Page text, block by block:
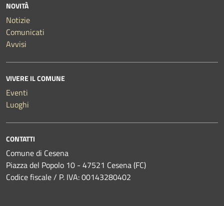
NOVITÀ
Notizie
Comunicati
Avvisi
VIVERE IL COMUNE
Eventi
Luoghi
CONTATTI
Comune di Cesena
Piazza del Popolo 10 - 47521 Cesena (FC)
Codice fiscale / P. IVA: 00143280402